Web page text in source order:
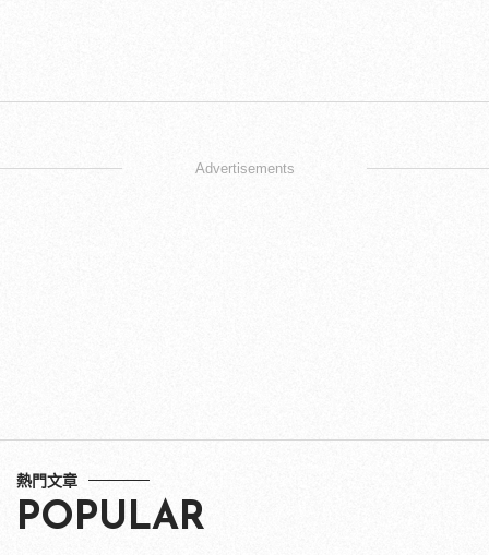
Advertisements
熱門文章
POPULAR